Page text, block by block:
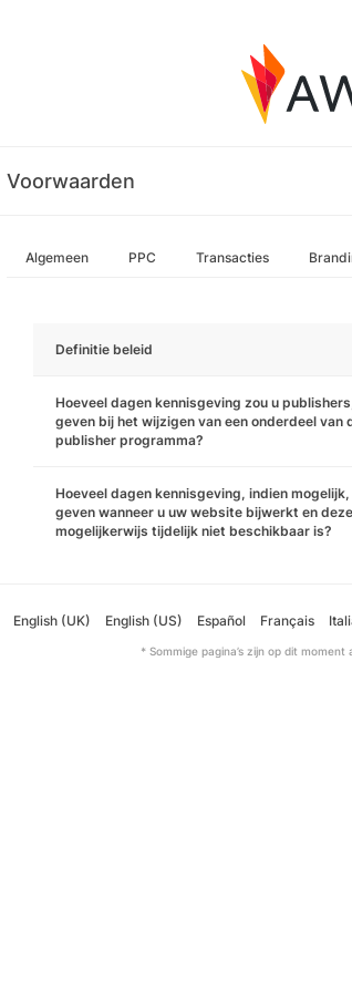
Voorwaarden
Algemeen PPC Transacties
Definitie beleid
Hoeveel dagen kennisgeving zou u
geven bij het wijzigen van een onderdeel van
publisher programma?
Hoeveel dagen kennisgeving, indien
geven wanneer u uw website bijwerkt en
mogelijkerwijs tijdelijk niet beschikbaar is?
English (UK) English (US) Español Français
* Sommige pagina’s zijn op dit